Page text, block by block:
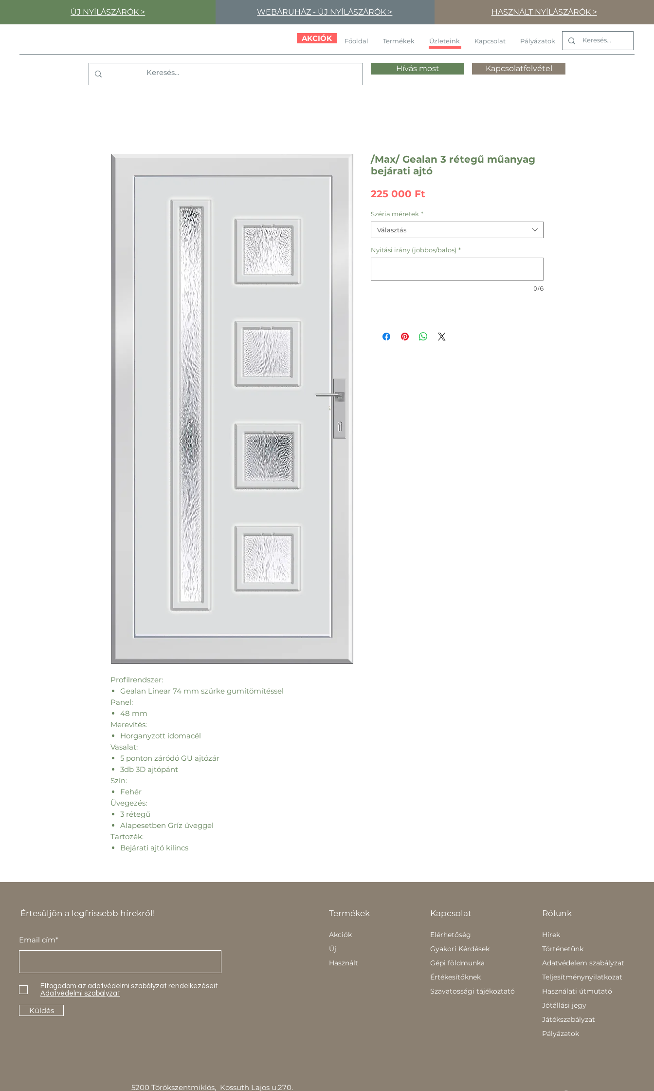
ÚJ NYÍLÁSZÁRÓK > WEBÁRUHÁZ - ÚJ NYÍLÁSZÁRÓK > HASZNÁLT NYÍLÁSZÁRÓK >
AKCIÓK Főoldal Termékek Üzleteink Kapcsolat Pályázatok
Hívás most Kapcsolatfelvétel
Profilrendszer:
Gealan Linear 74 mm szürke gumitömítéssel
Panel:
48 mm
Merevítés:
Horganyzott idomacél
Vasalat:
5 ponton záródó GU ajtózár
3db 3D ajtópánt
Szín:
Fehér
Üvegezés:
3 rétegű
Alapesetben Gríz üveggel
Tartozék:
Bejárati ajtó kilincs
/Max/ Gealan 3 rétegű műanyag
bejárati ajtó
225 000 Ft
Széria méretek *
Választás
Nyitási irány (jobbos/balos) *
0/6
Értesüljön a legfrissebb hírekről!
Email cím*
Elfogadom az adatvédelmi szabályzat rendelkezéseit.
Adatvédelmi szabályzat
Küldés
Termékek
Akciók
Új
Használt
Kapcsolat
Elérhetőség
Gyakori Kérdések
Gépi földmunka
Értékesítőknek
Szavatossági tájékoztató
Rólunk
Hírek
Történetünk
Adatvédelem szabályzat
Teljesítménynyilatkozat
Használati útmutató
Jótállási jegy
Játékszabályzat
Pályázatok
5200 Törökszentmiklós, Kossuth Lajos u.270.